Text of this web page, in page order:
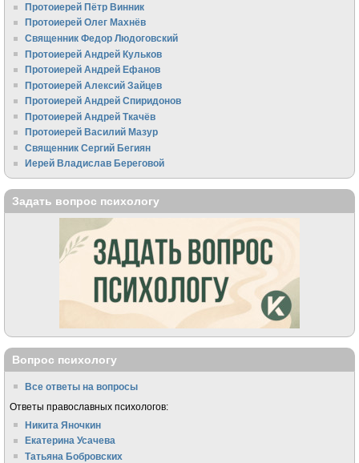
Протоиерей Пётр Винник
Протоиерей Олег Махнёв
Священник Федор Людоговский
Протоиерей Андрей Кульков
Протоиерей Андрей Ефанов
Протоиерей Алексий Зайцев
Протоиерей Андрей Спиридонов
Протоиерей Андрей Ткачёв
Протоиерей Василий Мазур
Священник Сергий Бегиян
Иерей Владислав Береговой
Задать вопрос психологу
Вопрос психологу
Все ответы на вопросы
Ответы православных психологов:
Никита Яночкин
Екатерина Усачева
Татьяна Бобровских